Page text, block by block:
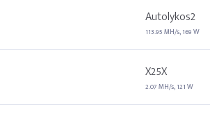
Autolykos2
113.95 MH/s, 169 W
X25X
2.07 MH/s, 121 W